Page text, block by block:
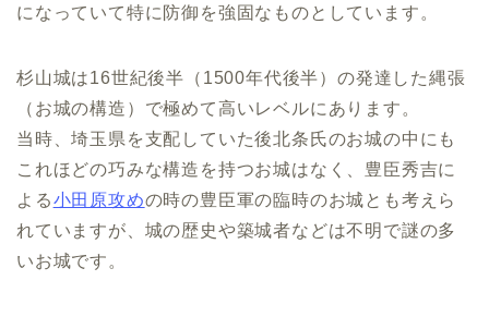
になっていて特に防御を強固なものとしています。
杉山城は16世紀後半（1500年代後半）の発達した縄張
（お城の構造）で極めて高いレベルにあります。
当時、埼玉県を支配していた後北条氏のお城の中にも
これほどの巧みな構造を持つお城はなく、豊臣秀吉に
よる小田原攻めの時の豊臣軍の臨時のお城とも考えら
れていますが、城の歴史や築城者などは不明で謎の多
いお城です。